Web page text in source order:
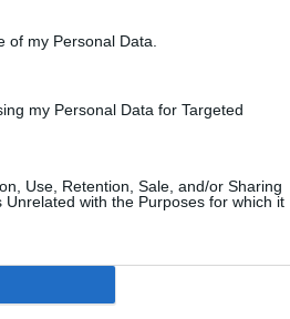
of my Personal Data.
my Personal Data for Targeted
Use, Retention, Sale, and/or Sharing
with the Purposes for which it
δύο από τα θύματα, δεν
αναζητηθεί από τους
αναγνώρισής τους μέσω
ανακοίνωση, και τέσσερα
διακομιοσθεί, ενώ